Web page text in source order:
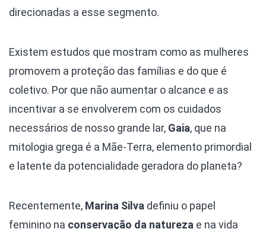
direcionadas a esse segmento.
Existem estudos que mostram como as mulheres
promovem a proteção das famílias e do que é
coletivo. Por que não aumentar o alcance e as
incentivar a se envolverem com os cuidados
necessários de nosso grande lar, Gaia, que na
mitologia grega é a Mãe-Terra, elemento primordial
e latente da potencialidade geradora do planeta?
Recentemente, Marina Silva definiu o papel
feminino na conservação da natureza e na vida